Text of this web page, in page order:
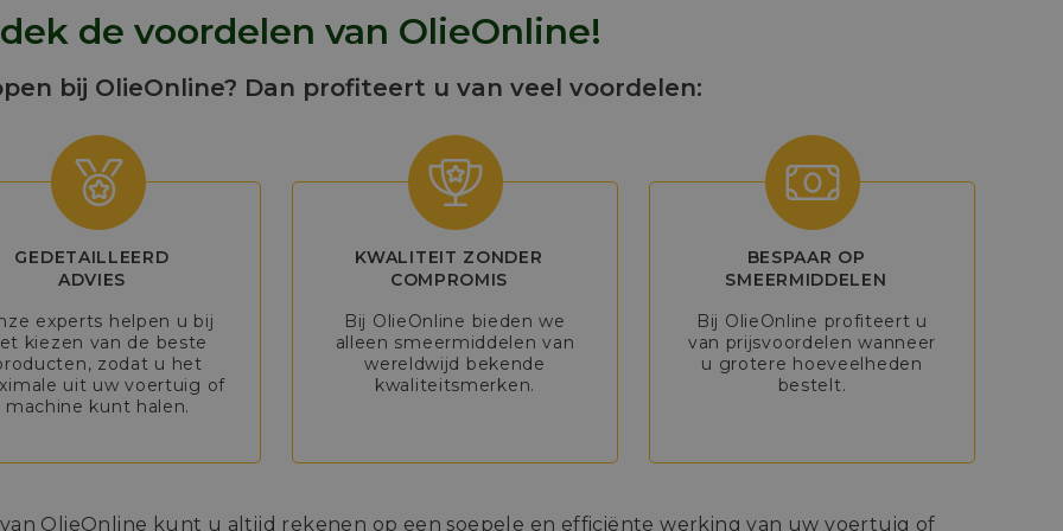
de voordelen van OlieOnline!
bij OlieOnline? Dan profiteert u van veel voordelen:
GEDETAILLEERD
ADVIES
experts helpen u bij
kiezen van de beste
zodat u het
uit uw voertuig of
machine kunt halen.
KWALITEIT ZONDER
COMPROMIS
Bij OlieOnline bieden we
alleen smeermiddelen van
wereldwijd bekende
kwaliteitsmerken.
BESPAAR OP
SMEERMIDDELEN
Bij OlieOnline profiteert u
van prijsvoordelen wanneer
u grotere hoeveelheden
bestelt.
OlieOnline kunt u altijd rekenen op een soepele en efficiënte werking van uw voertuig of